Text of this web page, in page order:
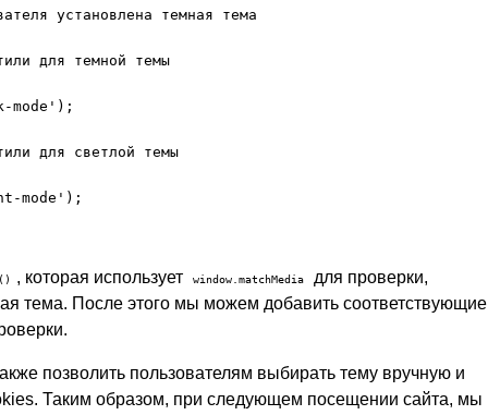
установлена темная тема
для темной темы
mode');
для светлой темы
mode');
, которая использует window.matchMedia
для проверки,
тема. После этого мы можем добавить соответствующие
позволить пользователям выбирать тему вручную и
Таким образом, при следующем посещении сайта, мы